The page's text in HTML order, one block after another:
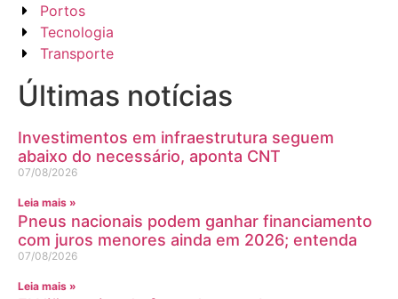
Portos
Tecnologia
Transporte
Últimas notícias
Investimentos em infraestrutura seguem
abaixo do necessário, aponta CNT
07/08/2026
Leia mais »
Pneus nacionais podem ganhar financiamento
com juros menores ainda em 2026; entenda
07/08/2026
Leia mais »